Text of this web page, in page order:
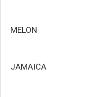
MELON
JAMAICA